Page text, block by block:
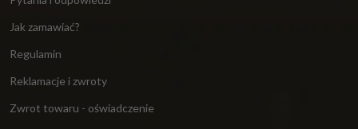
Jak zamawiać?
Regulamin
Reklamacje i zwroty
Zwrot towaru - oświadczenie